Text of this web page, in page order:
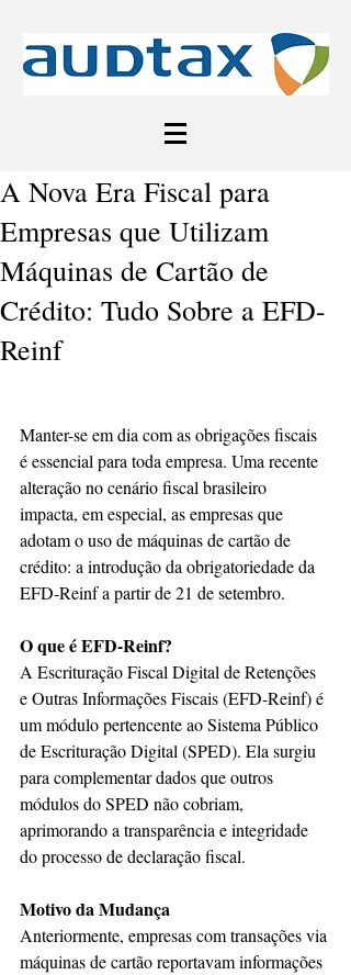
A Nova Era Fiscal para
Empresas que Utilizam
Máquinas de Cartão de
Crédito: Tudo Sobre a EFD-
Reinf
Manter-se em dia com as obrigações fiscais
é essencial para toda empresa. Uma recente
alteração no cenário fiscal brasileiro
impacta, em especial, as empresas que
adotam o uso de máquinas de cartão de
crédito: a introdução da obrigatoriedade da
EFD-Reinf a partir de 21 de setembro.
O que é EFD-Reinf?
A Escrituração Fiscal Digital de Retenções
e Outras Informações Fiscais (EFD-Reinf) é
um módulo pertencente ao Sistema Público
de Escrituração Digital (SPED). Ela surgiu
para complementar dados que outros
módulos do SPED não cobriam,
aprimorando a transparência e integridade
do processo de declaração fiscal.
Motivo da Mudança
Anteriormente, empresas com transações via
máquinas de cartão reportavam informações